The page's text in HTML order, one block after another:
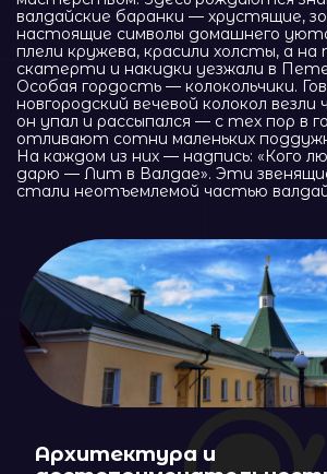
⭐ Галерея: идеи для фото
бескрайние сосновые леса, звенящая тишина и
пейзажи, будто нарисованные акварелью.
Идеальное место для пеших маршрутов, катания
на лодках, рыбалки или уютного чаепития на
берегу.
Глэмпинги и туристические базы предлагают
отдых с комфортом — с видом на воду, с
ароматом хвои и звонким утром.
А Для Фотографов — Целая Палитра: Туманы,
Отражения, Золотая Осень, Лодки И Закаты.
И Не Забудьте Попробовать Настоящие
Валдайские Баранки: С Хрустящей Корочкой,
Свежим Воздухом И Горячим Чаем Из Самовара
— Вкус Валдая, Который Остаётся С Вами
Навсегда.